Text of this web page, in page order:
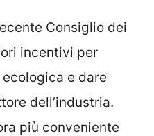
Consiglio dei
incentivi per
e dare
dell’industria.
più conveniente